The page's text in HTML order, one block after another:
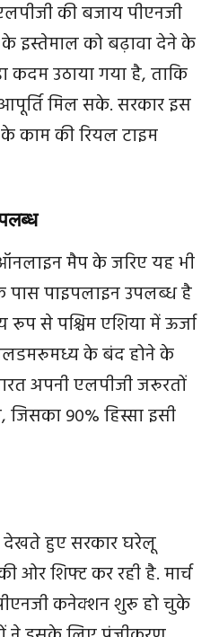
की बजाय पीएनजी
इस्तेमाल को बढ़ावा देने के
कदम उठाया गया है, ताकि
आपूर्ति मिल सके. सरकार इस
काम की रियल टाइम
मैप के जरिए यह भी
पाइपलाइन उपलब्ध है
से पश्चिम एशिया में ऊर्जा
के बंद होने के
अपनी एलपीजी जरूरतों
90% हिस्सा इसी
देखते हुए सरकार घरेलू
ओर शिफ्ट कर रही है. मार्च
कनेक्शन शुरू हो चुके